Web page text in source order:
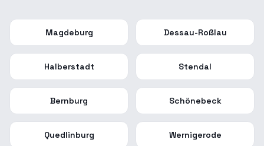
Magdeburg Dessau-Roßlau
Halberstadt Stendal
Bernburg Schönebeck
Quedlinburg Wernigerode